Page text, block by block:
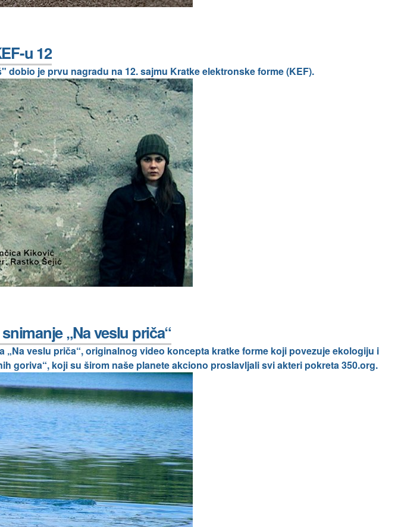
u 12
je prvu nagradu na 12. sajmu Kratke elektronske forme (KEF).
„Na veslu priča“
veslu priča“, originalnog video koncepta kratke forme koji povezuje ekologiju i
goriva“, koji su širom naše planete akciono proslavljali svi akteri pokreta 350.org.